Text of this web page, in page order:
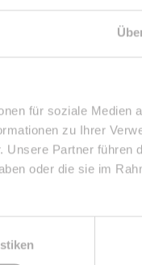
für soziale Medien
zu Ihrer
Partner führen
oder die sie im